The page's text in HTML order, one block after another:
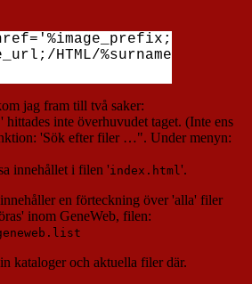
HTML/
jag fram till två saker:
' hittades inte överhuvudet taget. (Inte ens
'Sök efter filer …". Under menyn:
innehållet i filen 'index.html'.
en förteckning över 'alla' filer
inom GeneWeb, filen:
kataloger och aktuella filer där.